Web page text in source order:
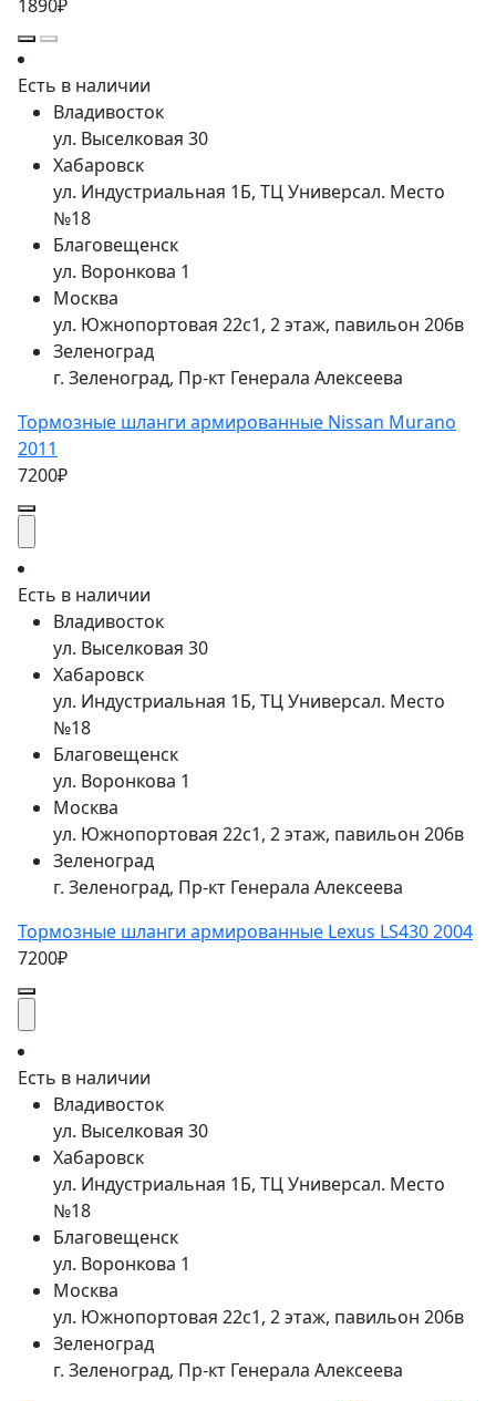
1890₽
Есть в наличии
Владивосток
ул. Выселковая 30
Хабаровск
ул. Индустриальная 1Б, ТЦ Универсал. Место
№18
Благовещенск
ул. Воронкова 1
Москва
ул. Южнопортовая 22с1, 2 этаж, павильон 206в
Зеленоград
г. Зеленоград, Пр-кт Генерала Алексеева
Тормозные шланги армированные Nissan Murano
2011
7200₽
Есть в наличии
Владивосток
ул. Выселковая 30
Хабаровск
ул. Индустриальная 1Б, ТЦ Универсал. Место
№18
Благовещенск
ул. Воронкова 1
Москва
ул. Южнопортовая 22с1, 2 этаж, павильон 206в
Зеленоград
г. Зеленоград, Пр-кт Генерала Алексеева
Тормозные шланги армированные Lexus LS430 2004
7200₽
Есть в наличии
Владивосток
ул. Выселковая 30
Хабаровск
ул. Индустриальная 1Б, ТЦ Универсал. Место
№18
Благовещенск
ул. Воронкова 1
Москва
ул. Южнопортовая 22с1, 2 этаж, павильон 206в
Зеленоград
г. Зеленоград, Пр-кт Генерала Алексеева